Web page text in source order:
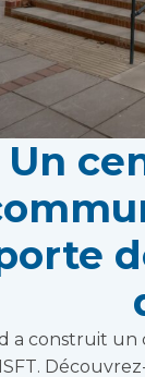
Un
a construit